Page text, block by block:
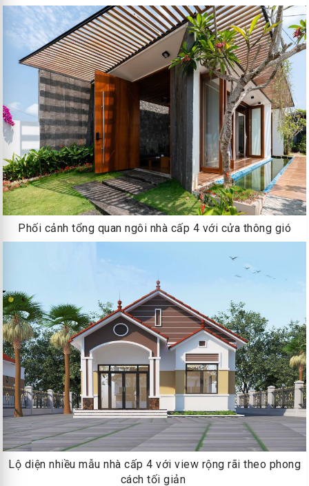
Phối cảnh tổng quan ngôi nhà cấp 4 với cửa thông gió
Lộ diện nhiều mẫu nhà cấp 4 với view rộng rãi theo phong
cách tối giản